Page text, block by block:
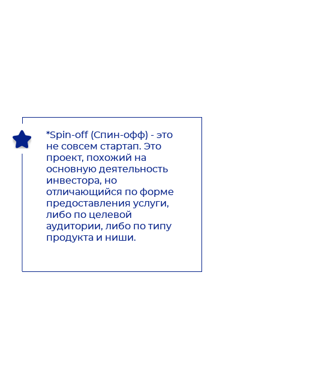
*Spin-off (Спин-офф) - это
не совсем стартап. Это
проект, похожий на
основную деятельность
инвестора, но
отличающийся по форме
предоставления услуги,
либо по целевой
аудитории, либо по типу
продукта и ниши.